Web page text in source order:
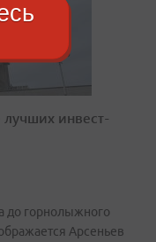
инвест-
до горнолыжного
Арсеньев